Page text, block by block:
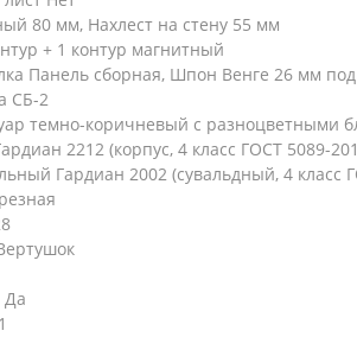
80 мм, Нахлест на стену 55 мм
+ 1 контур магнитный
Панель сборная, Шпон Венге 26 мм
СБ-2
темно-коричневый с разноцветными
2212 (корпус, 4 класс ГОСТ 5089-
Гардиан 2002 (сувальдный, 4 класс
Да